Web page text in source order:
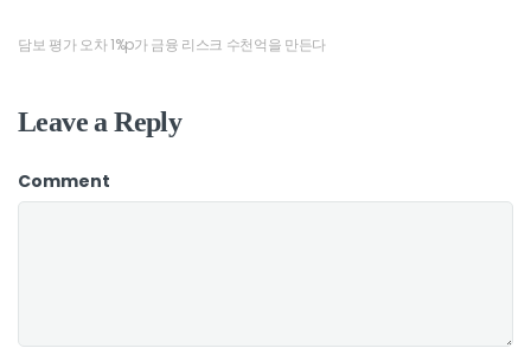
담보 평가 오차 1%p가 금융 리스크 수천억을 만든다
Leave a Reply
Comment